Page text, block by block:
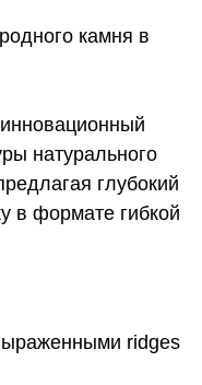
камня в
натурального
глубокий
в формате гибкой
ridges